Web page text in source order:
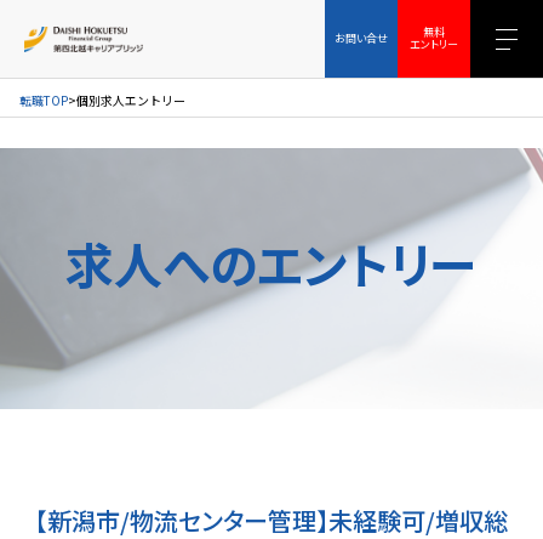
お問い合せ 無料
エントリー
お問い合せ 無料エントリー
転職TOP 個別求人エントリー
求人へのエントリー
【新潟市/物流センター管理】未経験可/増収総